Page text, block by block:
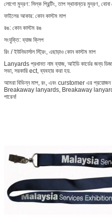
লোগো মুদ্রণ: সিল্ক প্রিন্টিং, তাপ স্থানান্তর মুদ্রণ,
ফাইলের আকার: কোন কাস্টম মাপ
রঙ: কোন কাস্টম রঙ
সংযুক্তি: ব্যাজ ক্লিপ
রিং / ইউনিভার্সাল স্ট্রিং, এছাড়াও কোন কাস্টম মাপ
Lanyards প্রধানত নাম ব্যাজ, আইডি কার্ডের জন্য
সভা, সরকারি ect, ব্যবহার করা হয়.
আমরা বিভিন্ন মাপ, রং, এবং curstomer এর প্রয়োজন
Breakaway lanyards, Breakaway lanyards
পারেন!